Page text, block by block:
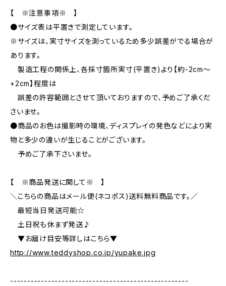
【 ※注意事項※ 】
●サイズ表は平置きで測定しています。
※サイズは、実寸サイズを測っているため多少誤差がでる場合が
あります。
製造工程の関係上、各採寸箇所実寸(平置き)より【約-2cm〜
+2cm】程度は
誤差の許容範囲とさせて頂いておりますので、予めご了承くだ
さいませ。
●商品のお色は撮影時の環境、ディスプレイの発色などにより実
物と多少の違いが生じることがございます。
予めご了承下さいませ。
【 ※商品発送に関して※ 】
＼こちらの商品はメール便(ネコポス)送料無料商品です。／
最短当日発送可能☆
土日祝も休まず発送♪
▼お届け目安等詳しはこちら▼
http://www.teddyshop.co.jp/yupake.jpg
----------------------------------------------------